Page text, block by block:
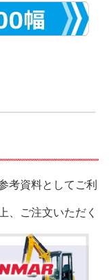
考資料としてご利
、ご注文いただく